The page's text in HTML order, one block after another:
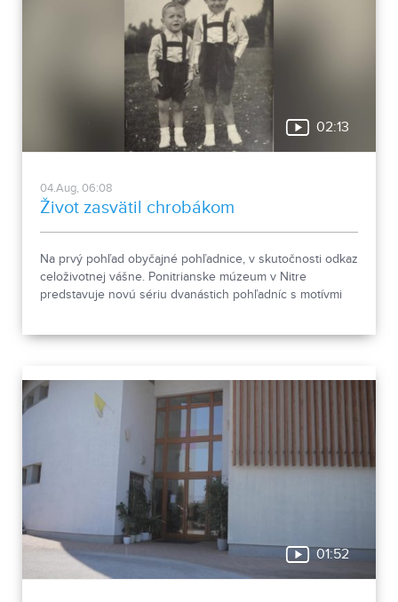
02:13
04.Aug, 06:08
Život zasvätil chrobákom
Na prvý pohľad obyčajné pohľadnice, v skutočnosti odkaz
celoživotnej vášne. Ponitrianske múzeum v Nitre
predstavuje novú sériu dvanástich pohľadníc s motívmi
odchode.
01:52